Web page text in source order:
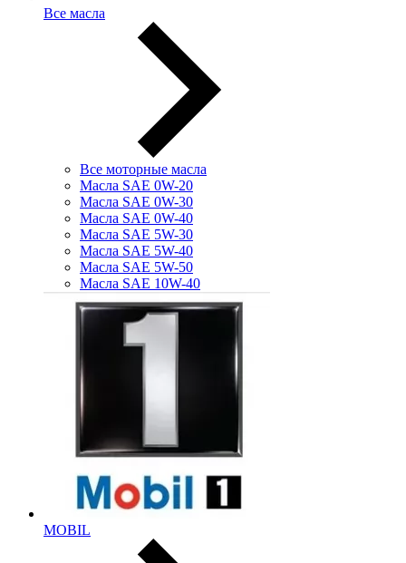
Все масла
Все моторные масла
Масла SAE 0W-20
Масла SAE 0W-30
Масла SAE 0W-40
Масла SAE 5W-30
Масла SAE 5W-40
Масла SAE 5W-50
Масла SAE 10W-40
MOBIL